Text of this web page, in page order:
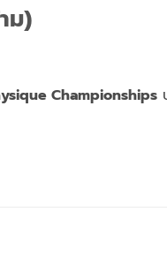
ม)
Championships